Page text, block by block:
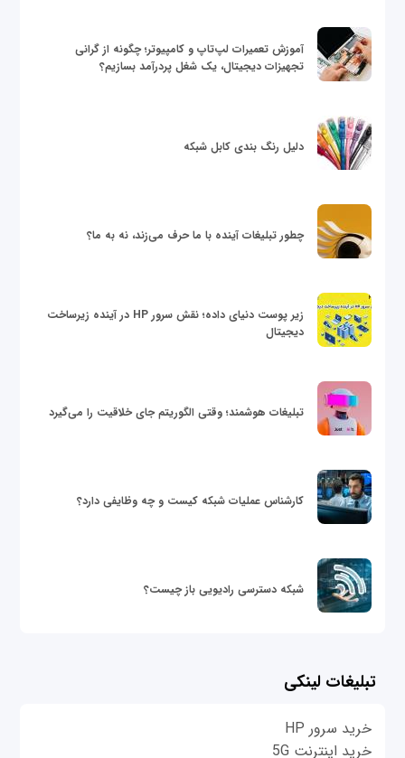
آموزش تعمیرات لپ‌تاپ و کامپیوتر؛ چگونه از گرانی
تجهیزات دیجیتال، یک شغل پردرآمد بسازیم؟
دلیل رنگ بندی کابل شبکه
چطور تبلیغات آینده با ما حرف می‌زند، نه به ما؟
زیر پوست دنیای داده؛ نقش سرور HP در آینده زیرساخت
دیجیتال
تبلیغات هوشمند؛ وقتی الگوریتم جای خلاقیت را می‌گیرد
کارشناس عملیات شبکه کیست و چه وظایفی دارد؟
شبکه دسترسی رادیویی باز چیست؟
تبلیغات لینکی
خرید سرور HP
خرید اینترنت 5G